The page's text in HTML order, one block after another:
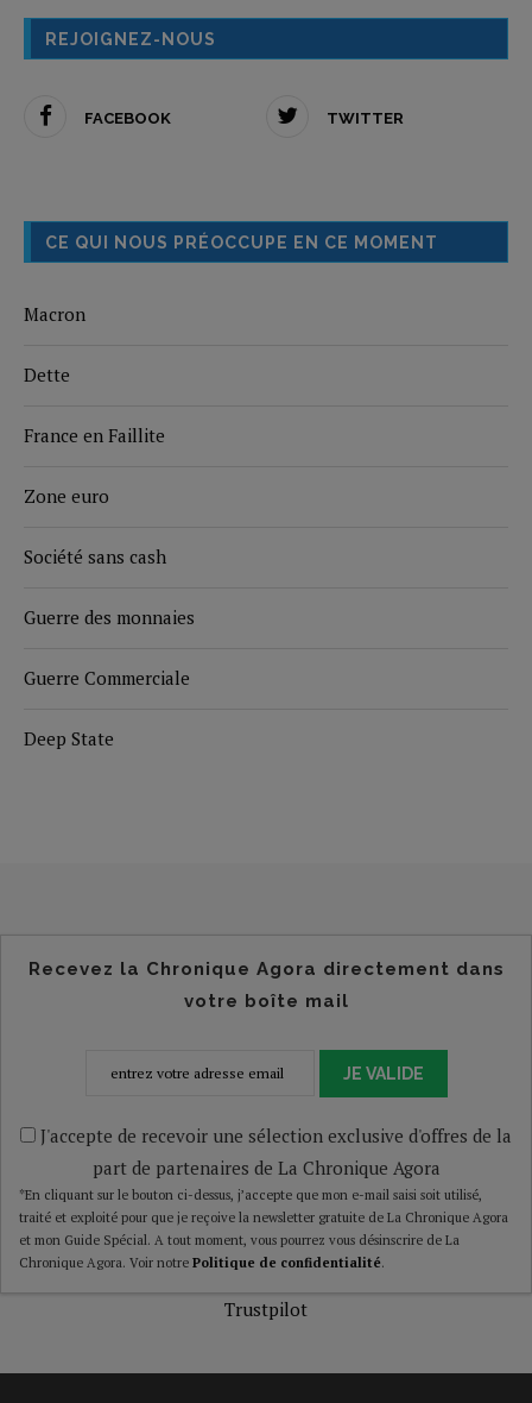
REJOIGNEZ-NOUS
FACEBOOK TWITTER
CE QUI NOUS PRÉOCCUPE EN CE MOMENT
Macron
Dette
France en Faillite
Zone euro
Société sans cash
Guerre des monnaies
Guerre Commerciale
Deep State
Recevez la Chronique Agora directement dans
votre boîte mail
JE VALIDE
J'accepte de recevoir une sélection exclusive d'offres de la
part de partenaires de La Chronique Agora
*En cliquant sur le bouton ci-dessus, j’accepte que mon e-mail saisi soit utilisé,
traité et exploité pour que je reçoive la newsletter gratuite de La Chronique Agora
et mon Guide Spécial. A tout moment, vous pourrez vous désinscrire de La
Chronique Agora. Voir notre Politique de confidentialité.
Trustpilot